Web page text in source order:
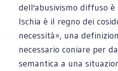
dell'abusivismo diffuso
Ischia è il regno dei
necessità», una
necessario coniare per
semantica a una